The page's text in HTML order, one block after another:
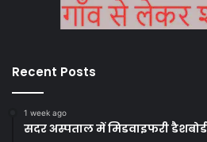
Recent Posts
1 week ago
सदर अस्पताल में मिडवाइफरी डैशबोर्ड